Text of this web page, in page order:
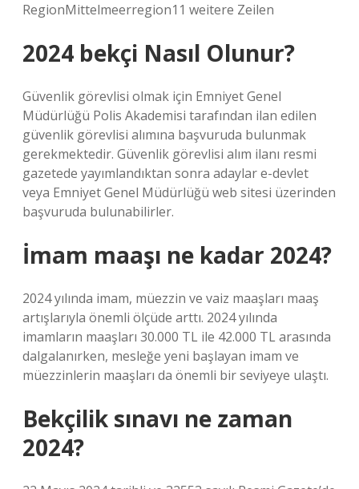
RegionMittelmeerregion11 weitere Zeilen
2024 bekçi Nasıl Olunur?
Güvenlik görevlisi olmak için Emniyet Genel
Müdürlüğü Polis Akademisi tarafından ilan edilen
güvenlik görevlisi alımına başvuruda bulunmak
gerekmektedir. Güvenlik görevlisi alım ilanı resmi
gazetede yayımlandıktan sonra adaylar e-devlet
veya Emniyet Genel Müdürlüğü web sitesi üzerinden
başvuruda bulunabilirler.
İmam maaşı ne kadar 2024?
2024 yılında imam, müezzin ve vaiz maaşları maaş
artışlarıyla önemli ölçüde arttı. 2024 yılında
imamların maaşları 30.000 TL ile 42.000 TL arasında
dalgalanırken, mesleğe yeni başlayan imam ve
müezzinlerin maaşları da önemli bir seviyeye ulaştı.
Bekçilik sınavı ne zaman
2024?